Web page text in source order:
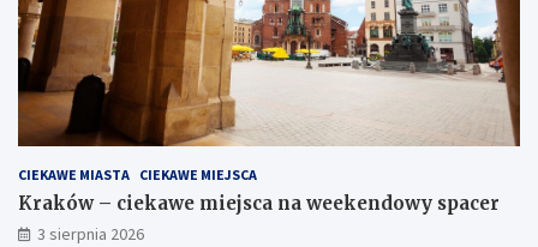
CIEKAWE MIASTA CIEKAWE MIEJSCA
Kraków – ciekawe miejsca na weekendowy spacer
3 sierpnia 2026